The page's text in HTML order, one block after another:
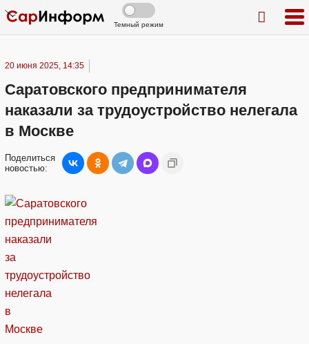
Темный режим
20 июня 2025, 14:35
Саратовского предпринимателя
наказали за трудоустройство нелегала
в Москве
Поделиться
новостью: